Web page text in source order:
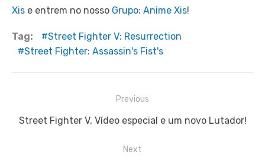
Xis e entrem no nosso Grupo: Anime Xis!
Tag:
Street Fighter V: Resurrection
Street Fighter: Assassin's Fist's
de
Previous
Previous
Street Fighter V, Vídeo especial e um novo Lutador!
Next